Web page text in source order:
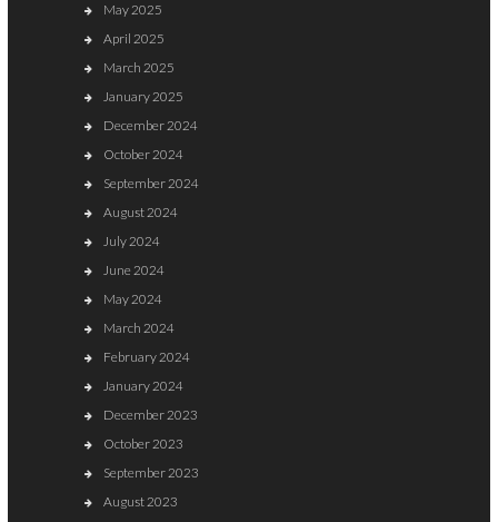
May 2025
April 2025
March 2025
January 2025
December 2024
October 2024
September 2024
August 2024
July 2024
June 2024
May 2024
March 2024
February 2024
January 2024
December 2023
October 2023
September 2023
August 2023